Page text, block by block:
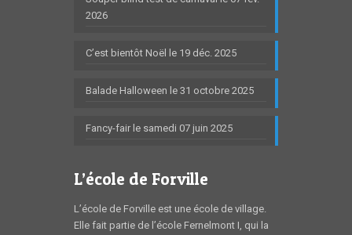
2026
C’est bientôt Noël le 19 déc. 2025
Balade Halloween le 31 octobre 2025
Fancy-fair le samedi 07 juin 2025
L’école de Forville
L’école de Forville est une école de village.
Elle fait partie de l’école Fernelmont I, qui la